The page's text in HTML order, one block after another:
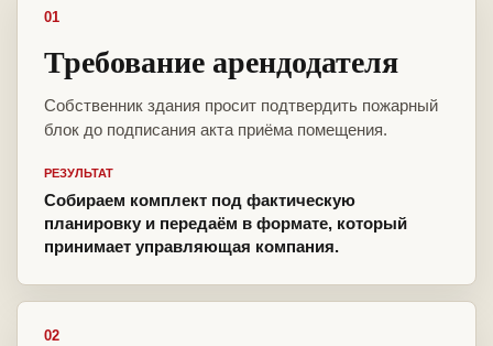
01
Требование арендодателя
Собственник здания просит подтвердить пожарный
блок до подписания акта приёма помещения.
РЕЗУЛЬТАТ
Собираем комплект под фактическую
планировку и передаём в формате, который
принимает управляющая компания.
02